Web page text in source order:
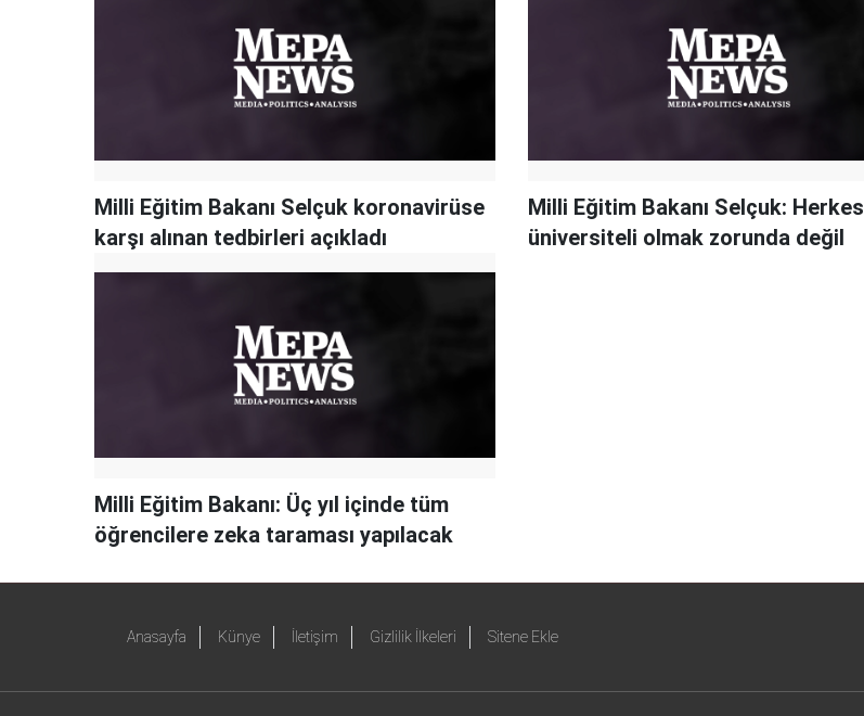
Milli Eğitim Bakanı Selçuk koronavirüse
karşı alınan tedbirleri açıkladı
Milli Eğitim Bakanı Selçuk: Herkes
üniversiteli olmak zorunda değil
Milli Eğitim Bakanı: Üç yıl içinde tüm
öğrencilere zeka taraması yapılacak
Anasayfa Künye İletişim Gizlilik İlkeleri Sitene Ekle